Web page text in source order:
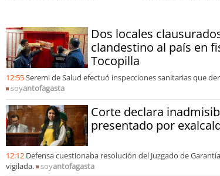
Dos locales
clandestino al país en
Tocopilla
12:55Seremi de Salud efectuó inspecciones sanitarias que
soyantofagasta
Corte declara
presentado por
12:12 Defensa cuestionaba resolución del Juzgado de
vigilada.
soyantofagasta